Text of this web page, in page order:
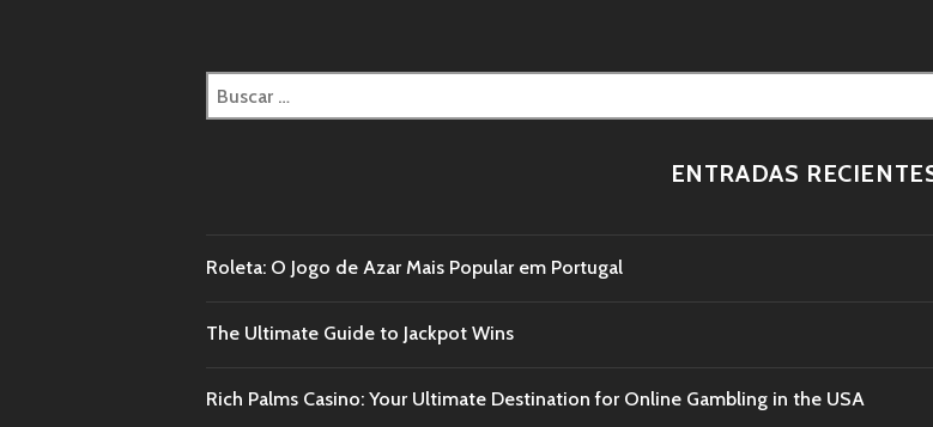
ENTRADAS
Roleta: O Jogo de Azar Mais Popular em Portugal
The Ultimate Guide to Jackpot Wins
Rich Palms Casino: Your Ultimate Destination for Online Gambling in the USA